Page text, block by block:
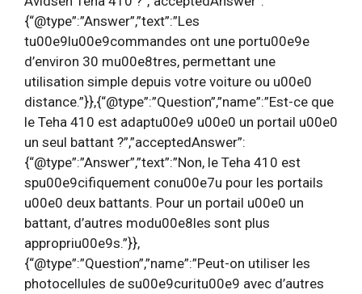
{“@type”:”Answer”,”text”:”Les
tu00e9lu00e9commandes ont une portu00e9e
d’environ 30 mu00e8tres, permettant une
utilisation simple depuis votre voiture ou u00e0
distance.”}},{“@type”:”Question”,”name”:”Est-ce que
le Teha 410 est adaptu00e9 u00e0 un portail u00e0
un seul battant ?”,”acceptedAnswer”:
{“@type”:”Answer”,”text”:”Non, le Teha 410 est
spu00e9cifiquement conu00e7u pour les portails
u00e0 deux battants. Pour un portail u00e0 un
battant, d’autres modu00e8les sont plus
appropriu00e9s.”}},
{“@type”:”Question”,”name”:”Peut-on utiliser les
photocellules de su00e9curitu00e9 avec d’autres